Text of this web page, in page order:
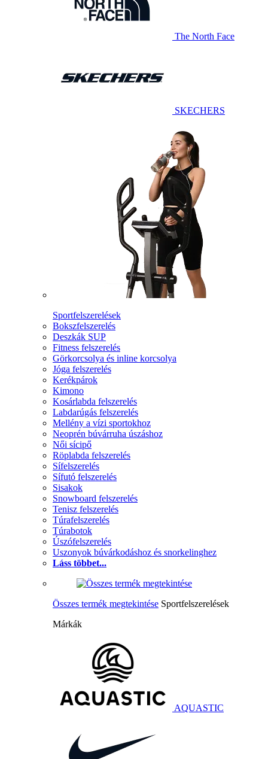
The North Face
SKECHERS
Sportfelszerelések
Bokszfelszerelés
Deszkák SUP
Fitness felszerelés
Görkorcsolya és inline korcsolya
Jóga felszerelés
Kerékpárok
Kimono
Kosárlabda felszerelés
Labdarúgás felszerelés
Mellény a vízi sportokhoz
Neoprén búvárruha úszáshoz
Női sícipő
Röplabda felszerelés
Sífelszerelés
Sífutó felszerelés
Sisakok
Snowboard felszerelés
Tenisz felszerelés
Túrafelszerelés
Túrabotok
Úszófelszerelés
Uszonyok búvárkodáshoz és snorkelinghez
Láss többet...
Összes termék megtekintése Sportfelszerelések
Márkák
AQUASTIC